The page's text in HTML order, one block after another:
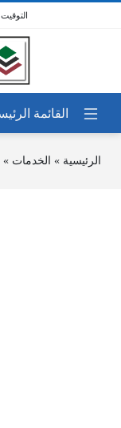
الرئيسية » الخدمات »